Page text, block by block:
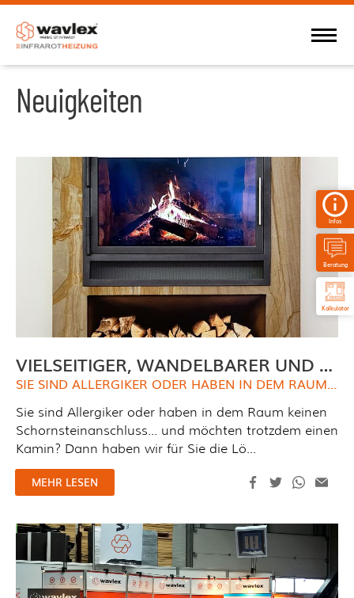
Infos
Beratung
Kalkulator
Neuigkeiten
VIELSEITIGER, WANDELBARER UND UMWELTFREUNDLICHER KAMIN
SIE SIND ALLERGIKER ODER HABEN IN DEM RAUM KEINEN SCHORNSTEINANSCHLUSS... UND MÖCHTEN TROTZDEM EINEN KAMIN? DANN HABEN WIR FÜR SIE DIE LÖSUNG!
Sie sind Allergiker oder haben in dem Raum keinen
Schornsteinanschluss... und möchten trotzdem einen
Kamin? Dann haben wir für Sie die Lö...
MEHR LESEN